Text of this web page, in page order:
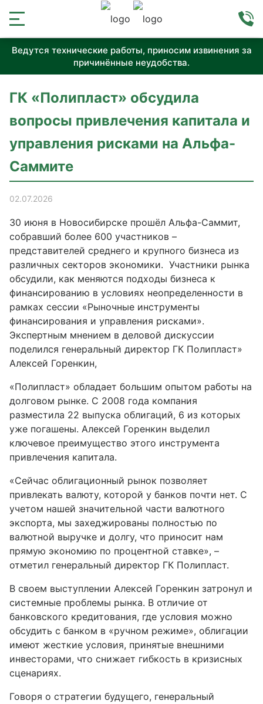
Ведутся технические работы, приносим извинения за
причинённые неудобства.
ГК «Полипласт» обсудила
вопросы привлечения капитала и
управления рисками на Альфа-
Саммите
02.07.2026
30 июня в Новосибирске прошёл Альфа-Саммит,
собравший более 600 участников –
представителей среднего и крупного бизнеса из
различных секторов экономики. Участники рынка
обсудили, как меняются подходы бизнеса к
финансированию в условиях неопределенности в
рамках сессии «Рыночные инструменты
финансирования и управления рисками».
Экспертным мнением в деловой дискуссии
поделился генеральный директор ГК Полипласт»
Алексей Горенкин,
«Полипласт» обладает большим опытом работы на
долговом рынке. С 2008 года компания
разместила 22 выпуска облигаций, 6 из которых
уже погашены. Алексей Горенкин выделил
ключевое преимущество этого инструмента
привлечения капитала.
«Сейчас облигационный рынок позволяет
привлекать валюту, которой у банков почти нет. С
учетом нашей значительной части валютного
экспорта, мы захеджированы полностью по
валютной выручке и долгу, что приносит нам
прямую экономию по процентной ставке», –
отметил генеральный директор ГК Полипласт.
В своем выступлении Алексей Горенкин затронул и
системные проблемы рынка. В отличие от
банковского кредитования, где условия можно
обсудить с банком в «ручном режиме», облигации
имеют жесткие условия, принятые внешними
инвесторами, что снижает гибкость в кризисных
сценариях.
Говоря о стратегии будущего, генеральный